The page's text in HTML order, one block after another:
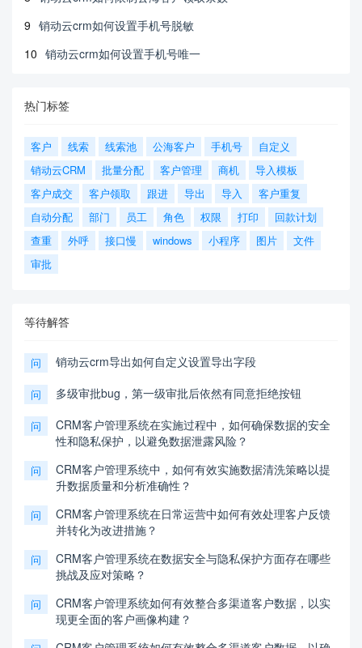
9 销动云crm如何设置手机号脱敏
10 销动云crm如何设置手机号唯一
热门标签
客户 线索 线索池 公海客户 手机号
自定义
销动云CRM
批量分配 客户管理 商机
导入模板
客户成交
客户领取 跟进 导出 导入
客户重复
自动分配
部门 员工 角色 权限 打印
回款计划
查重
外呼 接口慢 windows 小程序 图片
文件
审批
等待解答
问 销动云crm导出如何自定义设置导出字段
问 多级审批bug，第一级审批后依然有同意拒绝按钮
问
CRM客户管理系统在实施过程中，如何确保数据的安全
性和隐私保护，以避免数据泄露风险？
问
CRM客户管理系统中，如何有效实施数据清洗策略以提
升数据质量和分析准确性？
问
CRM客户管理系统在日常运营中如何有效处理客户反馈
并转化为改进措施？
问
CRM客户管理系统在数据安全与隐私保护方面存在哪些
挑战及应对策略？
问
CRM客户管理系统如何有效整合多渠道客户数据，以实
现更全面的客户画像构建？